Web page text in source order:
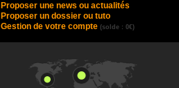
Proposer une news ou actualités
Proposer un dossier ou tuto
Gestion de votre compte (solde : 0€)